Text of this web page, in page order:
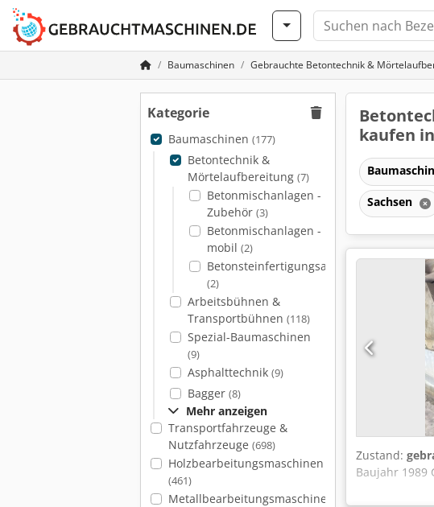
Baumaschinen Gebrauchte Betontechnik &
Kategorie
Baumaschinen (177)
Betontechnik &
Mörtelaufbereitung (7)
Betonmischanlagen -
Zubehör (3)
Betonmischanlagen -
mobil (2)
Betonsteinfertigungsanlagen
(2)
Arbeitsbühnen &
Transportbühnen (118)
Spezial-Baumaschinen
(9)
Asphalttechnik (9)
Bagger (8)
Mehr anzeigen
Transportfahrzeuge &
Nutzfahrzeuge (698)
Holzbearbeitungsmaschinen
(461)
Metallbearbeitungsmaschinen
kaufen
Sachsen
Zustand:
Baujahr 1989